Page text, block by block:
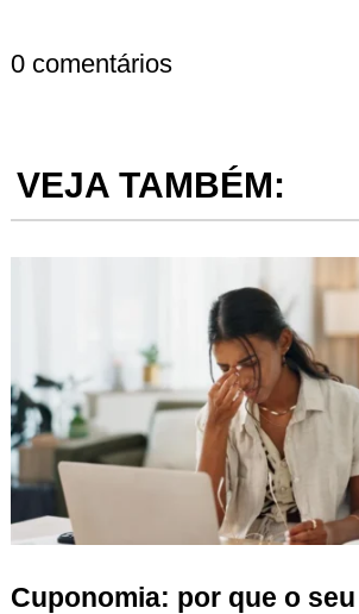
0 comentários
VEJA TAMBÉM:
Cuponomia: por que o